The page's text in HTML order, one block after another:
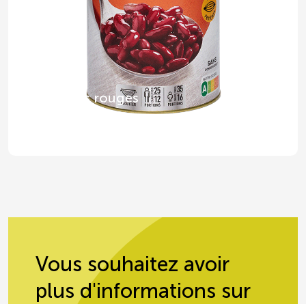
Haricots rouges
Vous souhaitez avoir
plus d'informations sur